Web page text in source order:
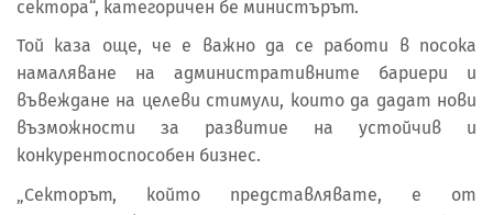
сектора“, категоричен бе министърът.
Той каза още, че е важно да се работи в посока
намаляване на административните бариери и
въвеждане на целеви стимули, които да дадат нови
възможности за развитие на устойчив и
конкурентоспособен бизнес.
„Секторът, който представлявате, е от